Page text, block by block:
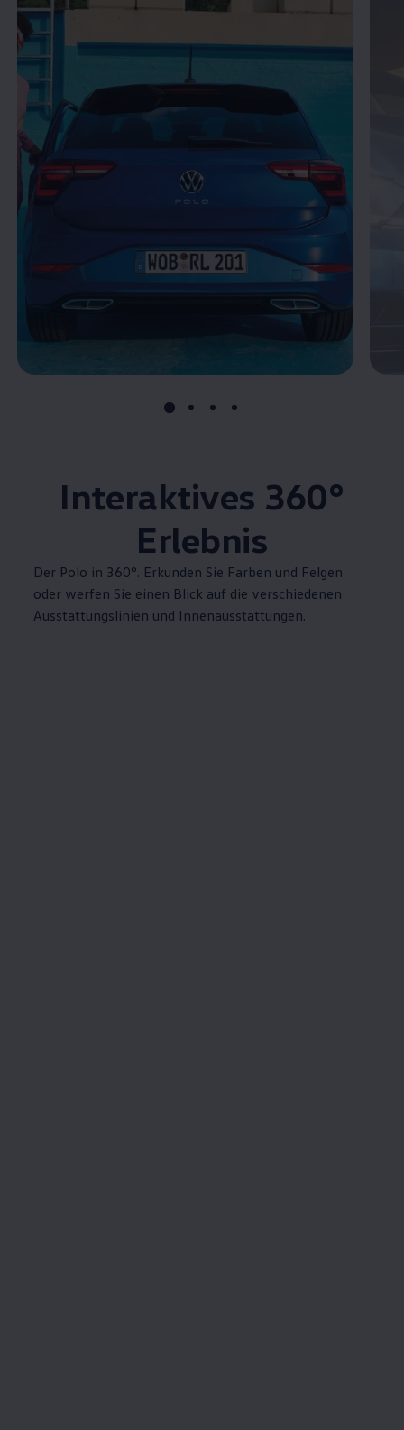
Interaktives 360°
Erlebnis
Der Polo in 360°. Erkunden Sie Farben und Felgen
oder werfen Sie einen Blick auf die verschiedenen
Ausstattungslinien und Innenausstattungen.